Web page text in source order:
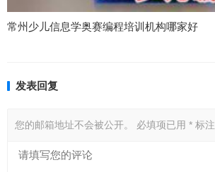
常州少儿信息学奥赛编程培训机构哪家好
发表回复
您的邮箱地址不会被公开。 必填项已用 * 标注